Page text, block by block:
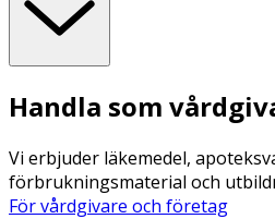
Handla som
Vi erbjuder läkemedel,
förbrukningsmaterial och
För vårdgivare och företag